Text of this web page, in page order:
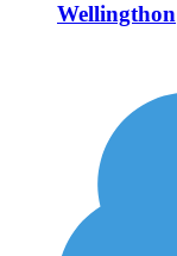
Wellingthon